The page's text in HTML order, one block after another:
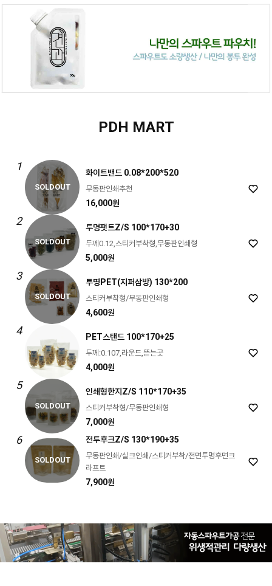
PDH MART
1
SOLDOUT
화이트밴드 0.08*200*520
무동판인쇄추천
16,000원
2
SOLDOUT
투명팻트Z/S 100*170+30
두께0.12,스티커부착형,무동판인쇄형
5,000원
3
SOLDOUT
투명PET(지퍼삼방) 130*200
스티커부착형/무동판인쇄형
4,600원
4 PET스탠드 100*170+25
두께:0.107,라운드,뜯는곳
4,000원
5
SOLDOUT
인쇄형한지Z/S 110*170+35
스티커부착형/무동판인쇄형
7,000원
6
SOLDOUT
전투후크Z/S 130*190+35
무동판인쇄/실크인쇄/스티커부착/전면투명후면크
라프트
7,900원